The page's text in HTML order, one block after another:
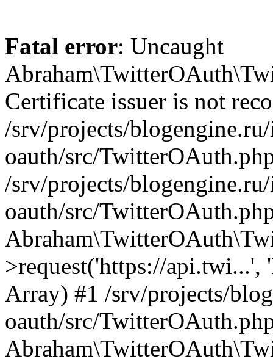
Fatal error: Uncaught
Certificate issuer is not
/srv/projects/
oauth/src/
/srv/projects/
oauth/src/
>request('https://
Array) #1 /srv/projects/
oauth/src/